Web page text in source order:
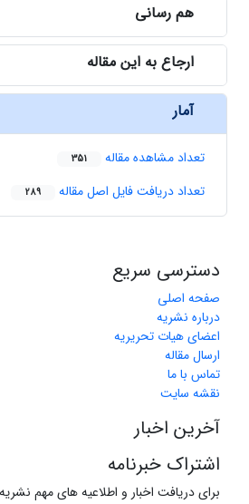
هم رسانی
ارجاع به این مقاله
آمار
تعداد مشاهده مقاله 351
تعداد دریافت فایل اصل مقاله 289
دسترسی سریع
صفحه اصلی
درباره نشریه
اعضای هیات تحریریه
ارسال مقاله
تماس با ما
نقشه سایت
آخرین اخبار
اشتراک خبرنامه
برای دریافت اخبار و اطلاعیه های مهم